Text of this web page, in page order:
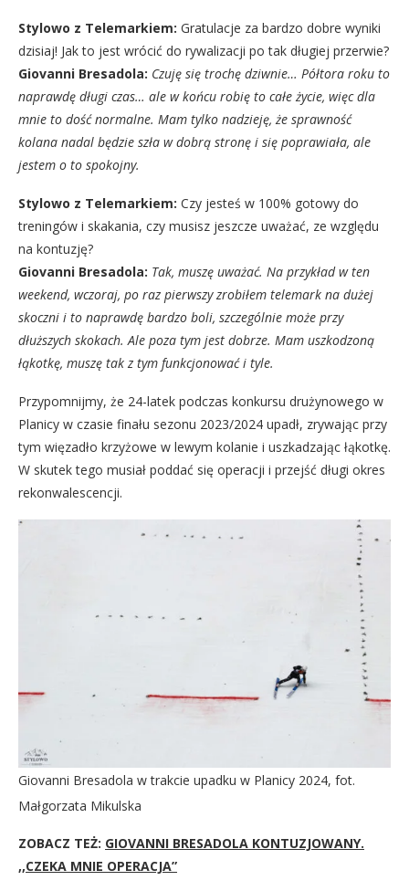
Stylowo z Telemarkiem: Gratulacje za bardzo dobre wyniki
dzisiaj! Jak to jest wrócić do rywalizacji po tak długiej przerwie?
Giovanni Bresadola: Czuję się trochę dziwnie… Półtora roku to
naprawdę długi czas… ale w końcu robię to całe życie, więc dla
mnie to dość normalne. Mam tylko nadzieję, że sprawność
kolana nadal będzie szła w dobrą stronę i się poprawiała, ale
jestem o to spokojny.
Stylowo z Telemarkiem: Czy jesteś w 100% gotowy do
treningów i skakania, czy musisz jeszcze uważać, ze względu
na kontuzję?
Giovanni Bresadola: Tak, muszę uważać. Na przykład w ten
weekend, wczoraj, po raz pierwszy zrobiłem telemark na dużej
skoczni i to naprawdę bardzo boli, szczególnie może przy
dłuższych skokach. Ale poza tym jest dobrze. Mam uszkodzoną
łąkotkę, muszę tak z tym funkcjonować i tyle.
Przypomnijmy, że 24-latek podczas konkursu drużynowego w
Planicy w czasie finału sezonu 2023/2024 upadł, zrywając przy
tym więzadło krzyżowe w lewym kolanie i uszkadzając łąkotkę.
W skutek tego musiał poddać się operacji i przejść długi okres
rekonwalescencji.
Giovanni Bresadola w trakcie upadku w Planicy 2024, fot.
Małgorzata Mikulska
ZOBACZ TEŻ: GIOVANNI BRESADOLA KONTUZJOWANY.
,,CZEKA MNIE OPERACJA”